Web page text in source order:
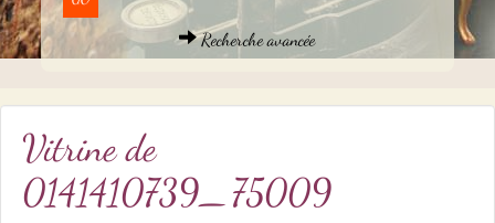
Recherche avancée
Vitrine de
0141410739_75009